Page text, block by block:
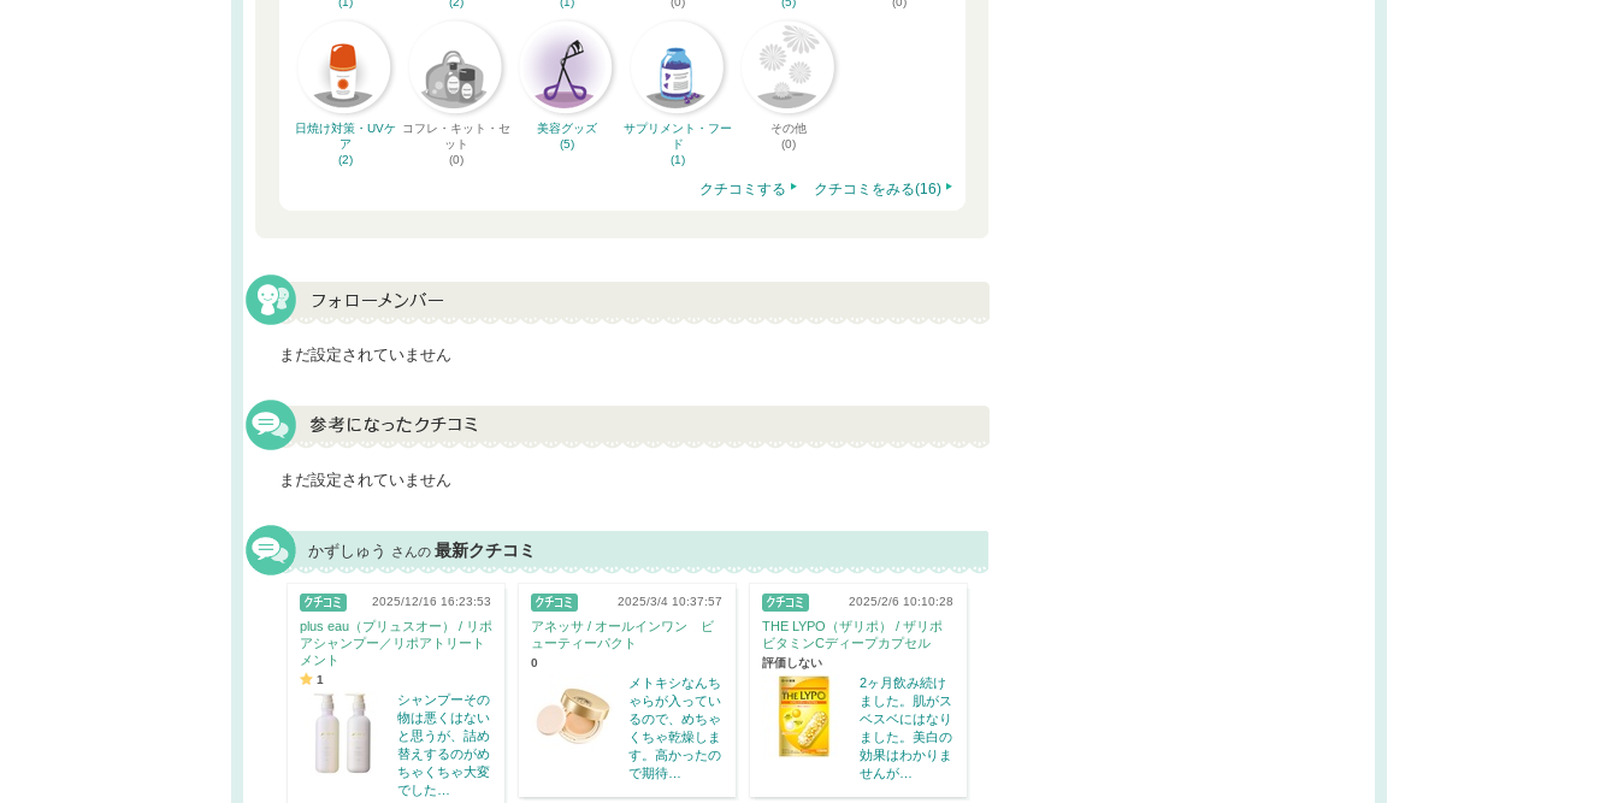
日焼け対策・UVケ
ア
(2)
コフレ・キット・セ
ット
(0)
美容グッズ
(5)
サプリメント・フー
ド
(1)
その他
(0)
クチコミする クチコミをみる(16)
まだ設定されていません
まだ設定されていません
かずしゅう さんの 最新クチコミ
2025/12/16 16:23:53
plus eau（プリュスオー） / リポ
アシャンプー／リポアトリート
メント
1
シャンプーその
物は悪くはない
と思うが、詰め
替えするのがめ
ちゃくちゃ大変
でした…
2025/3/4 10:37:57
アネッサ / オールインワン ビ
ューティーパクト
0
メトキシなんち
ゃらが入ってい
るので、めちゃ
くちゃ乾燥しま
す。高かったの
で期待…
2025/2/6 10:10:28
THE LYPO（ザリポ） / ザリポ
ビタミンCディープカプセル
評価しない
2ヶ月飲み続け
ました。肌がス
ベスベにはなり
ました。美白の
効果はわかりま
せんが…